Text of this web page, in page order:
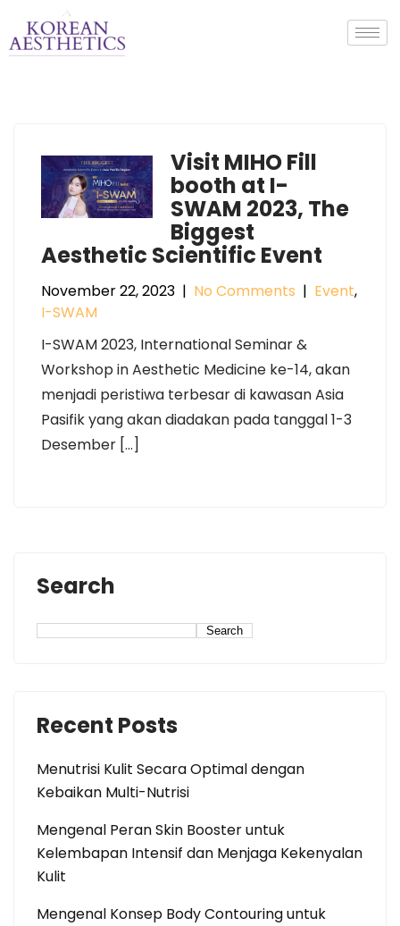
Visit MIHO Fill
booth at I-
SWAM 2023, The
Biggest
Aesthetic Scientific Event
November 22, 2023 | No Comments | Event,
I-SWAM
I-SWAM 2023, International Seminar &
Workshop in Aesthetic Medicine ke-14, akan
menjadi peristiwa terbesar di kawasan Asia
Pasifik yang akan diadakan pada tanggal 1-3
Desember […]
Search
Search
Recent Posts
Menutrisi Kulit Secara Optimal dengan
Kebaikan Multi-Nutrisi
Mengenal Peran Skin Booster untuk
Kelembapan Intensif dan Menjaga Kekenyalan
Kulit
Mengenal Konsep Body Contouring untuk